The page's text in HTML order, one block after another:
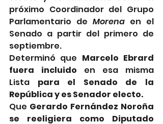
próximo Coordinador del Grupo
Parlamentario de Morena en el
Senado a partir del primero de
septiembre.
Determinó que Marcelo Ebrard
fuera incluido en esa misma
Lista para el Senado de la
República y es Senador electo.
Que Gerardo Fernández Noroña
se reeligiera como Diputado